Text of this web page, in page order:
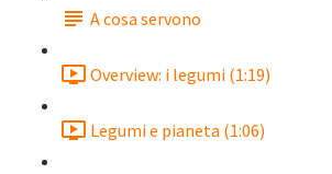
A cosa servono
Overview: i legumi (1:19)
Legumi e pianeta (1:06)